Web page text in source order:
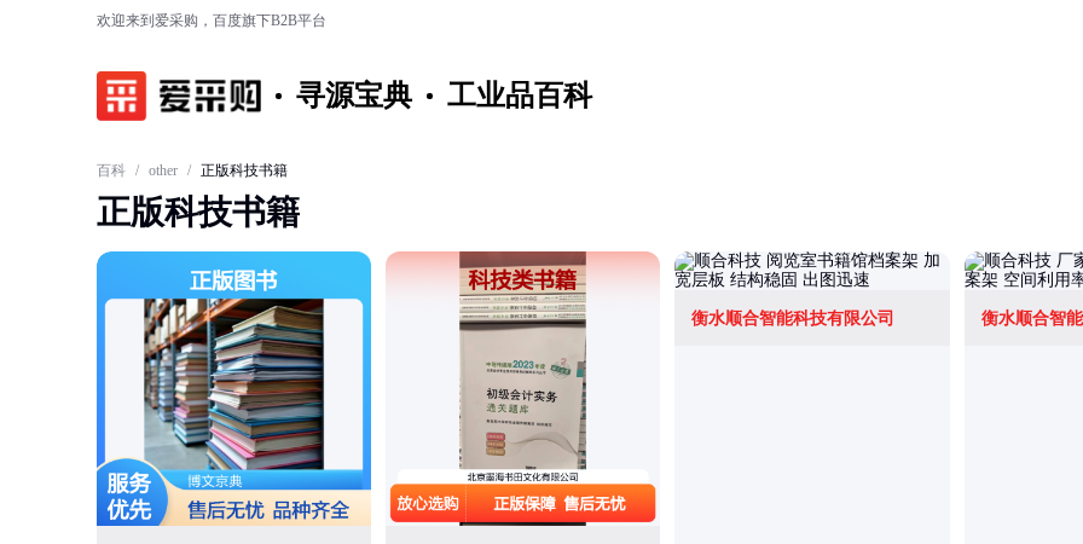
欢迎来到爱采购，百度旗下B2B平台
寻源宝典 工业品百科
百科 / other / 正版科技书籍
正版科技书籍
衡水顺合智能科技有限公司 衡水顺合智